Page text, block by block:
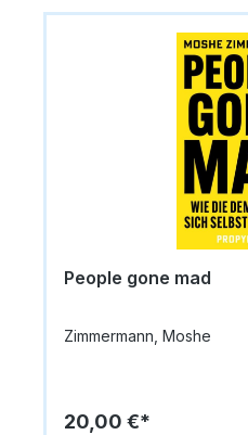
People gone mad
Zimmermann, Moshe
20,00 €*